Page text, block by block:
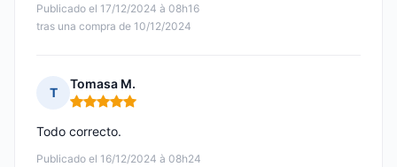
Publicado el 17/12/2024 à 08h16
tras una compra de 10/12/2024
T
Tomasa M.
Nota: 5 de 5
Publicado el 16/12/2024 à 08h24
Todo correcto.